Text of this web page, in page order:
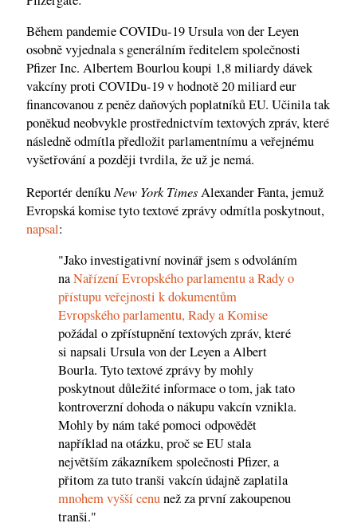
Během pandemie COVIDu-19 Ursula von der Leyen
osobně vyjednala s generálním ředitelem společnosti
Pfizer Inc. Albertem Bourlou koupi 1,8 miliardy dávek
vakcíny proti COVIDu-19 v hodnotě 20 miliard eur
financovanou z peněz daňových poplatníků EU. Učinila tak
poněkud neobvykle prostřednictvím textových zpráv, které
následně odmítla předložit parlamentnímu a veřejnému
vyšetřování a později tvrdila, že už je nemá.
Reportér deníkuNew York TimesAlexander Fanta, jemuž
Evropská komise tyto textové zprávy odmítla poskytnout,
napsal:
"Jako investigativní novinář jsem s odvoláním
naNařízení Evropského parlamentu a Rady o
přístupu veřejnosti k dokumentům
Evropského parlamentu, Rady a Komise
požádal o zpřístupnění textových zpráv, které
si napsali Ursula von der Leyen a Albert
Bourla. Tyto textové zprávy by mohly
poskytnout důležité informace o tom, jak tato
kontroverzní dohoda o nákupu vakcín vznikla.
Mohly by nám také pomoci odpovědět
například na otázku, proč se EU stala
největším zákazníkem společnosti Pfizer, a
přitom za tuto tranši vakcín údajně zaplatila
mnohem vyšší cenunež za první zakoupenou
tranši."